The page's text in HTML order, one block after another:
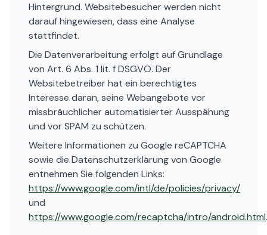
Hintergrund. Websitebesucher werden nicht
darauf hingewiesen, dass eine Analyse
stattfindet.
Die Datenverarbeitung erfolgt auf Grundlage
von Art. 6 Abs. 1 lit. f DSGVO. Der
Websitebetreiber hat ein berechtigtes
Interesse daran, seine Webangebote vor
missbräuchlicher automatisierter Ausspähung
und vor SPAM zu schützen.
Weitere Informationen zu Google reCAPTCHA
sowie die Datenschutzerklärung von Google
entnehmen Sie folgenden Links:
https://www.google.com/intl/de/policies/privacy/
und
https://www.google.com/recaptcha/intro/android.html.